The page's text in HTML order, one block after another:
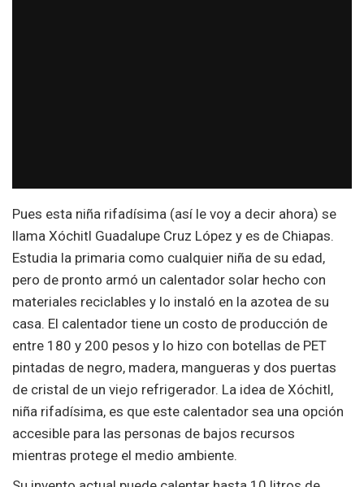
Pues esta niña rifadísima (así le voy a decir ahora) se
llama Xóchitl Guadalupe Cruz López y es de Chiapas.
Estudia la primaria como cualquier niña de su edad,
pero de pronto armó un calentador solar hecho con
materiales reciclables y lo instaló en la azotea de su
casa. El calentador tiene un costo de producción de
entre 180 y 200 pesos y lo hizo con botellas de PET
pintadas de negro, madera, mangueras y dos puertas
de cristal de un viejo refrigerador. La idea de Xóchitl,
niña rifadísima, es que este calentador sea una opción
accesible para las personas de bajos recursos
mientras protege el medio ambiente.